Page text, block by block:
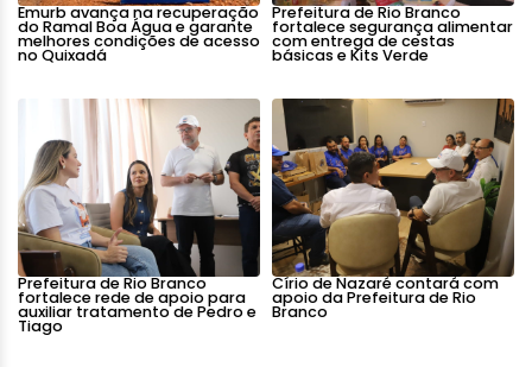
Emurb avança na recuperação
do Ramal Boa Água e garante
melhores condições de acesso
no Quixadá
Prefeitura de Rio Branco
fortalece segurança alimentar
com entrega de cestas
básicas e Kits Verde
Prefeitura de Rio Branco
fortalece rede de apoio para
auxiliar tratamento de Pedro e
Tiago
Círio de Nazaré contará com
apoio da Prefeitura de Rio
Branco